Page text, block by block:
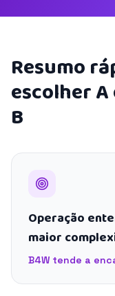
Resumo
escolher
B
Operação
maior
B4W tende a